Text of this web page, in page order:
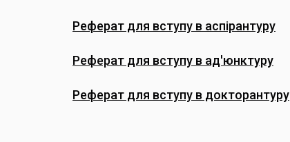
Реферат для вступу в аспірантуру
Реферат для вступу в ад'юнктуру
Реферат для вступу в докторантуру